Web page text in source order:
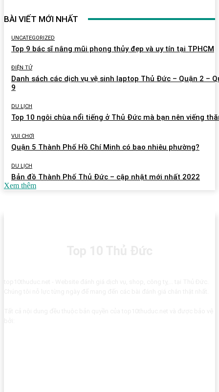
BÀI VIẾT MỚI NHẤT
UNCATEGORIZED
Top 9 bác sĩ nâng mũi phong thủy đẹp và uy tín tại TPHCM
ĐIỆN TỬ
Danh sách các dịch vụ vệ sinh laptop Thủ Đức – Quận 2 –
9
DU LỊCH
Top 10 ngôi chùa nổi tiếng ở Thủ Đức mà bạn nên viếng
VUI CHƠI
Quận 5 Thành Phố Hồ Chí Minh có bao nhiêu phường?
DU LỊCH
Bản đồ Thành Phố Thủ Đức – cập nhật mới nhất 2022
Xem thêm